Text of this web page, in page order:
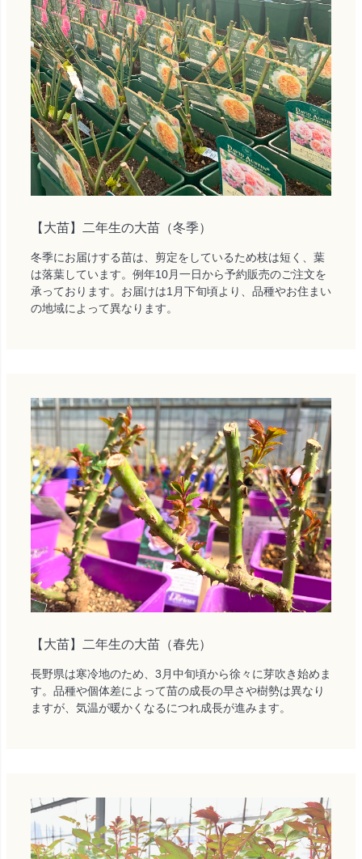
【大苗】二年生の大苗（冬季）
冬季にお届けする苗は、剪定をしているため枝は短く、葉
は落葉しています。例年10月一日から予約販売のご注文を
承っております。お届けは1月下旬頃より、品種やお住まい
の地域によって異なります。
【大苗】二年生の大苗（春先）
長野県は寒冷地のため、3月中旬頃から徐々に芽吹き始めま
す。品種や個体差によって苗の成長の早さや樹勢は異なり
ますが、気温が暖かくなるにつれ成長が進みます。